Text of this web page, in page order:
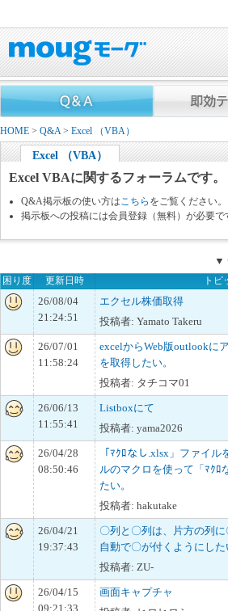
HOME > Q&A> Excel （VBA）
Excel （VBA）
Excel VBAに関するフォーラムです。
Q&A掲示板の使い方は こちら をご覧ください。
掲示板への投稿には会員登録（無料）が必要
▼
困り度 更新日時 トピ
26/08/04
21:24:51
エクセル株価取得
投稿者: Yamato Takeru
26/07/01
11:58:24
excelからWeb版outlookに
を取得したい。
投稿者: タチコマ01
26/06/13
11:55:41
Listboxにて
投稿者: yama2026
26/04/28
08:50:46
「ﾏｸﾛなし.xlsx」ファイル
ルのマクロを使って「ﾏｸﾛ
たい。
投稿者: hakutake
26/04/21
19:37:43
〇列と〇列は、片方の列
自動で〇が付くようにした
投稿者: ZU-
26/04/15
09:21:33
画面キャプチャ